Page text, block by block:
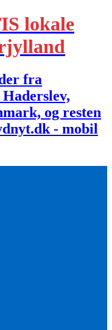
lokale
fra
og resten
- mobil